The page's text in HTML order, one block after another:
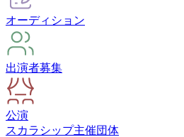
オーディション
出演者募集
公演
スカラシップ主催団体